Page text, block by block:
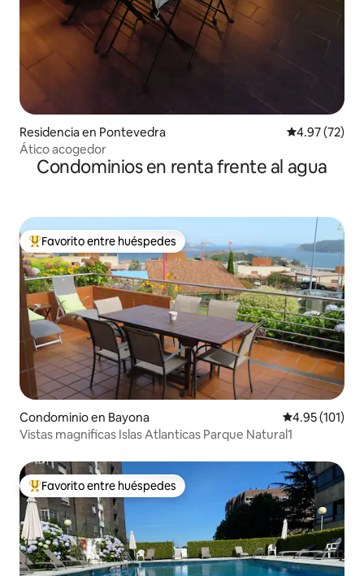
Residencia en Pontevedra Calificación
4.97 (72)
Ático acogedor
Condominios en renta frente al agua
De los mejores en Favorito entre huéspedes
Favorito entre huéspedes
Condominio en Bayona Calificación
4.95 (101)
Vistas magnificas Islas Atlanticas Parque Natural1
De los mejores en Favorito entre huéspedes
Favorito entre huéspedes